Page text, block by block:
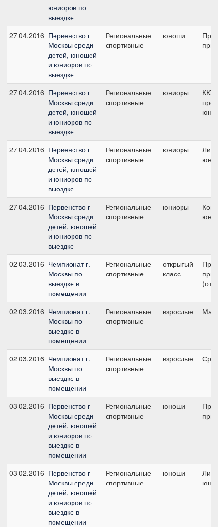
юниоров по
выездке
27.04.2016 Первенство г.
Москвы среди
детей, юношей
и юниоров по
выездке
Региональные
спортивные
юноши
27.04.2016 Первенство г.
Москвы среди
детей, юношей
и юниоров по
выездке
Региональные
спортивные
юниоры
КЮР
27.04.2016 Первенство г.
Москвы среди
детей, юношей
и юниоров по
выездке
Региональные
спортивные
юниоры
27.04.2016 Первенство г.
Москвы среди
детей, юношей
и юниоров по
выездке
Региональные
спортивные
юниоры
02.03.2016 Чемпионат г.
Москвы по
выездке в
помещении
Региональные
спортивные
открытый
класс
02.03.2016 Чемпионат г.
Москвы по
выездке в
помещении
Региональные
спортивные
взрослые
02.03.2016 Чемпионат г.
Москвы по
выездке в
помещении
Региональные
спортивные
взрослые
03.02.2016 Первенство г.
Москвы среди
детей, юношей
и юниоров по
выездке в
помещении
Региональные
спортивные
юноши
03.02.2016 Первенство г.
Москвы среди
детей, юношей
и юниоров по
выездке в
помещении
Региональные
спортивные
юноши